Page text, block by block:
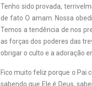
Tenho sido provada,
de fato O amam. Nossa
Temos a tendência de nos
as forças dos poderes das
obrigar o culto e a adoração
Fico muito feliz porque o Pai
sabendo que Ele é Deus,